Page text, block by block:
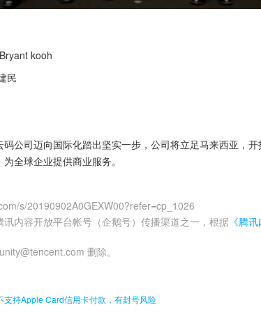
kooh
民
公司迈向国际化踏出坚实一步，公司将立足马来西亚，
全球企业提供商业服务。
s/20190902A0GEXW00?refer=cp_1026
内容开放平台帐号（企鹅号）传播渠道之一，根据 《腾
删除。
支持Apple Card信用卡付款，有封号风险